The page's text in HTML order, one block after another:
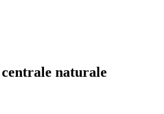
naturale